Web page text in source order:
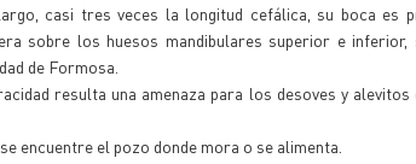
casi tres veces la longitud cefálica, su boca es
sobre los huesos mandibulares superior e inferior,
de Formosa.
resulta una amenaza para los desoves y alevitos
encuentre el pozo donde mora o se alimenta.